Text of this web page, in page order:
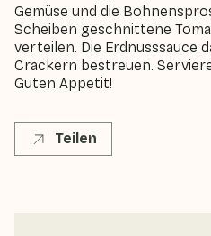
Gemüse und die
Scheiben geschnittene
verteilen. Die Erdnusssauce
Crackern bestreuen.
Guten Appetit!
Teilen